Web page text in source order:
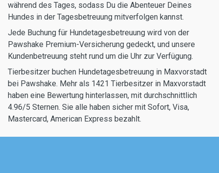
während des Tages, sodass Du die Abenteuer Deines
Hundes in der Tagesbetreuung mitverfolgen kannst.
Jede Buchung für Hundetagesbetreuung wird von der
Pawshake Premium-Versicherung gedeckt, und unsere
Kundenbetreuung steht rund um die Uhr zur Verfügung.
Tierbesitzer buchen Hundetagesbetreuung in Maxvorstadt
bei Pawshake. Mehr als 1421 Tierbesitzer in Maxvorstadt
haben eine Bewertung hinterlassen, mit durchschnittlich
4.96/5 Sternen. Sie alle haben sicher mit Sofort, Visa,
Mastercard, American Express bezahlt.